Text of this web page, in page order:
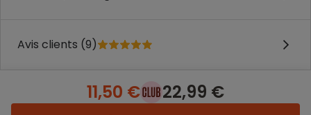
Avis clients (9)
11,50 € 22,99 €